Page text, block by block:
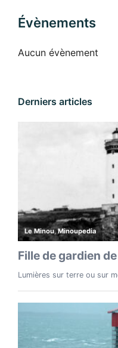
Évènements
Aucun évènement
Derniers articles